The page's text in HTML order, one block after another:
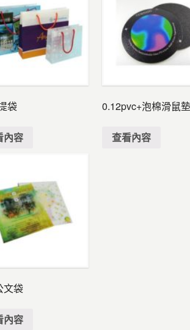
袋
內容
0.12pvc+泡棉滑鼠墊
查看內容
文袋
內容